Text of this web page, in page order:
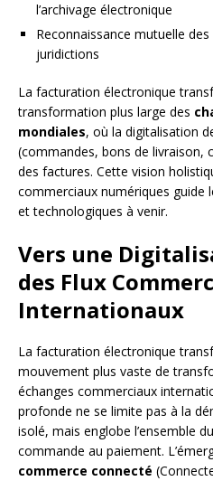
l’archivage électronique
Reconnaissance mutuelle
juridictions
La facturation électronique
transformation plus large des
mondiales, où la digitalisation
(commandes, bons de livraison,
des factures. Cette vision
commerciaux numériques guide
et technologiques à venir.
Vers une
des Flux
Internationaux
La facturation électronique
mouvement plus vaste de
échanges commerciaux
profonde ne se limite pas à la
isolé, mais englobe l’ensemble
commande au paiement.
commerce connecté